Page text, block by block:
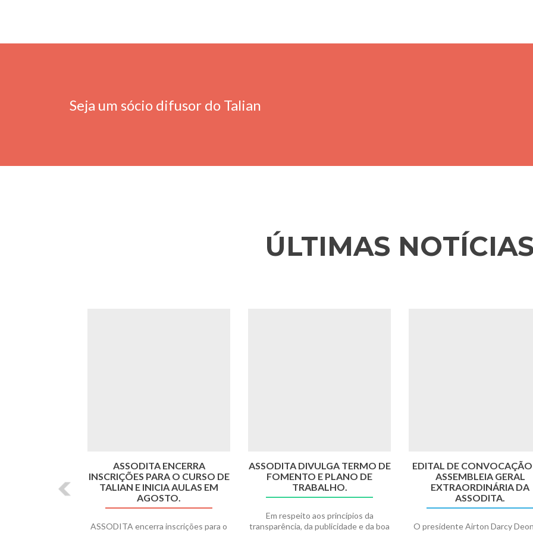
Seja um sócio difusor do Talian
ÚLTIMAS NOTÍCIAS
ASSODITA ENCERRA
INSCRIÇÕES PARA O CURSO DE
TALIAN E INICIA AULAS EM
AGOSTO.
ASSODITA encerra inscrições para o
ASSODITA DIVULGA TERMO DE
FOMENTO E PLANO DE
TRABALHO.
Em respeito aos princípios da
transparência, da publicidade e da boa
EDITAL DE
ASSEMBLEIA GERAL
EXTRAORDINÁRIA DA
ASSODITA.
O presidente Airton Darcy